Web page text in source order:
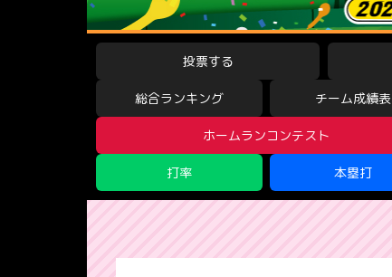
投票する
総合ランキング チーム成績表
ホームランコンテスト
打率 本塁打